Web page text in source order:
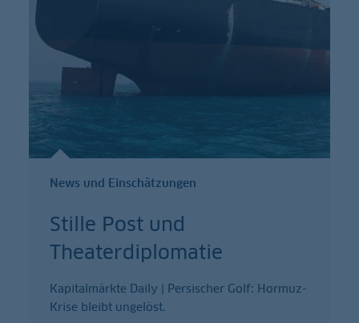
News und Einschätzungen
Stille Post und
Theaterdiplomatie
Kapitalmärkte Daily | Persischer Golf: Hormuz-
Krise bleibt ungelöst.